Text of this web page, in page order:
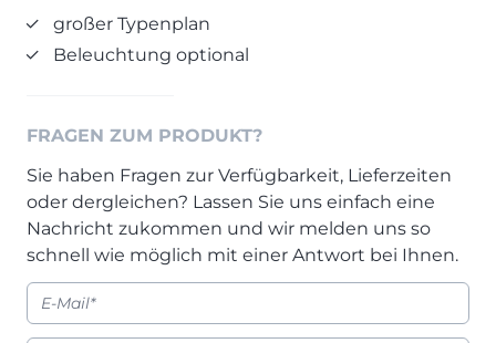
Einzelbetten & Futonbetten
Folie & Lack
KLEINMÖBEL & DIELE
Einzelmöbel & Schuhschränke
Dielenprogramme
Couchtische
ALLES ANZEIGEN
Prisma Journal
Möbelverkäufer (m/w/d)
Marketing-Manager (m/w/d)
Kurzbewerbung senden
KONTAKT & FORMULARE
Kontakt
Auftragsstatus anfordern
Wunsch-Liefertermin
großer Typenplan
Beleuchtung optional
FRAGEN ZUM PRODUKT?
Sie haben Fragen zur Verfügbarkeit, Lieferzeiten
oder dergleichen? Lassen Sie uns einfach eine
Nachricht zukommen und wir melden uns so
schnell wie möglich mit einer Antwort bei Ihnen.